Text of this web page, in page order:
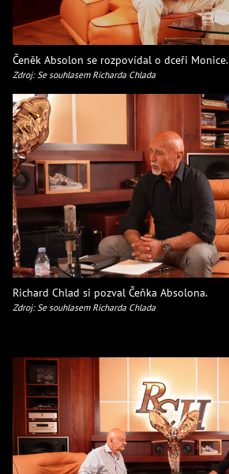
Čeněk Absolon se rozpovídal o dceři Monice.
Zdroj: Se souhlasem Richarda Chlada
Richard Chlad si pozval Čeňka Absolona.
Zdroj: Se souhlasem Richarda Chlada